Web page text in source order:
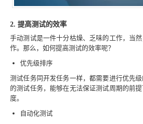
2. 提高测试的效率
手动测试是一件十分枯燥、乏味的工作，当
作。那么，如何提高测试的效率呢？
优先级排序
测试任务同开发任务一样，都需要进行优先
的测试任务，能够在无法保证测试周期的前
度。
自动化测试